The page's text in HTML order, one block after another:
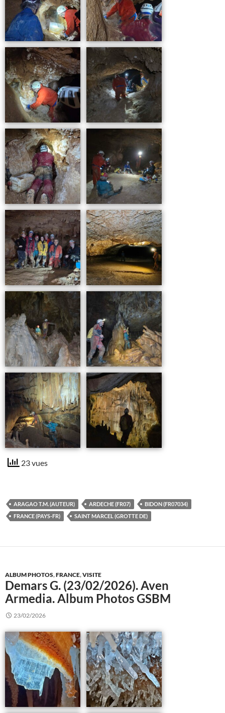
23 vues
ARAGAO T.M. (AUTEUR) ARDECHE (FR07)
BIDON (FR07034)
FRANCE (PAYS-FR)
SAINT MARCEL (GROTTE DE)
ALBUM PHOTOS,FRANCE,VISITE
Demars G. (23/02/2026). Aven
Armedia. Album Photos GSBM
23/02/2026